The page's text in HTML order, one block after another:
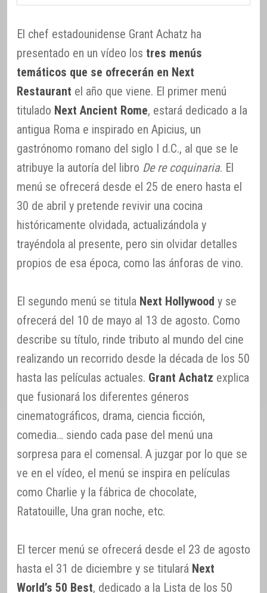
El chef estadounidense Grant Achatz ha
presentado en un vídeo los tres menús
temáticos que se ofrecerán en Next
Restaurant el año que viene. El primer menú
titulado Next Ancient Rome, estará dedicado a la
antigua Roma e inspirado en Apicius, un
gastrónomo romano del siglo I d.C., al que se le
atribuye la autoría del libro De re coquinaria. El
menú se ofrecerá desde el 25 de enero hasta el
30 de abril y pretende revivir una cocina
históricamente olvidada, actualizándola y
trayéndola al presente, pero sin olvidar detalles
propios de esa época, como las ánforas de vino.
El segundo menú se titula Next Hollywood y se
ofrecerá del 10 de mayo al 13 de agosto. Como
describe su título, rinde tributo al mundo del cine
realizando un recorrido desde la década de los 50
hasta las películas actuales. Grant Achatz explica
que fusionará los diferentes géneros
cinematográficos, drama, ciencia ficción,
comedia… siendo cada pase del menú una
sorpresa para el comensal. A juzgar por lo que se
ve en el vídeo, el menú se inspira en películas
como Charlie y la fábrica de chocolate,
Ratatouille, Una gran noche, etc.
El tercer menú se ofrecerá desde el 23 de agosto
hasta el 31 de diciembre y se titulará Next
World’s 50 Best, dedicado a la Lista de los 50